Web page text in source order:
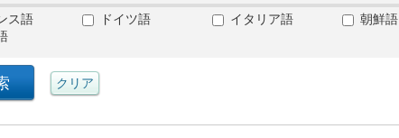
ス語 ドイツ語 イタリア語
朝鮮語